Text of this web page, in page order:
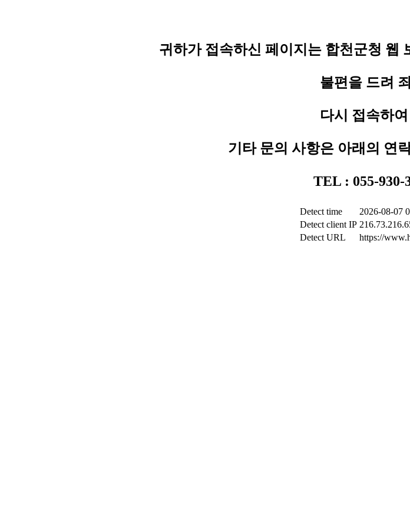
귀하가 접속하신 페이지는 합천군청 웹
불편을 드려
다시 접속하
기타 문의 사항은 아래의 연
TEL : 055-930-
Detect time
2026-08-07
Detect client IP
Detect URL
https://